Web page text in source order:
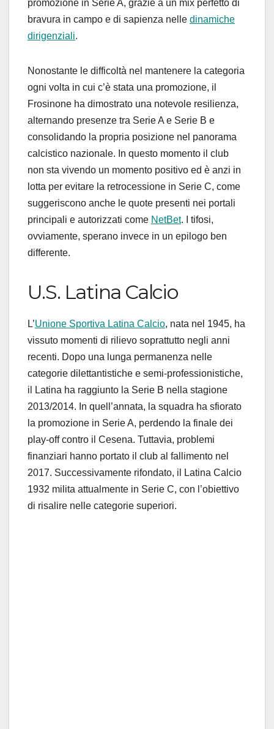
promozione in Serie A, grazie a un mix perfetto di
bravura in campo e di sapienza nelle dinamiche
dirigenziali.
Nonostante le difficoltà nel mantenere la categoria
ogni volta in cui c’è stata una promozione, il
Frosinone ha dimostrato una notevole resilienza,
alternando presenze tra Serie A e Serie B e
consolidando la propria posizione nel panorama
calcistico nazionale. In questo momento il club
non sta vivendo un momento positivo ed è anzi in
lotta per evitare la retrocessione in Serie C, come
suggeriscono anche le quote presenti nei portali
principali e autorizzati come NetBet. I tifosi,
ovviamente, sperano invece in un epilogo ben
differente.
U.S. Latina Calcio
L’Unione Sportiva Latina Calcio, nata nel 1945, ha
vissuto momenti di rilievo soprattutto negli anni
recenti. Dopo una lunga permanenza nelle
categorie dilettantistiche e semi-professionistiche,
il Latina ha raggiunto la Serie B nella stagione
2013/2014. In quell’annata, la squadra ha sfiorato
la promozione in Serie A, perdendo la finale dei
play-off contro il Cesena. Tuttavia, problemi
finanziari hanno portato il club al fallimento nel
2017. Successivamente rifondato, il Latina Calcio
1932 milita attualmente in Serie C, con l’obiettivo
di risalire nelle categorie superiori.